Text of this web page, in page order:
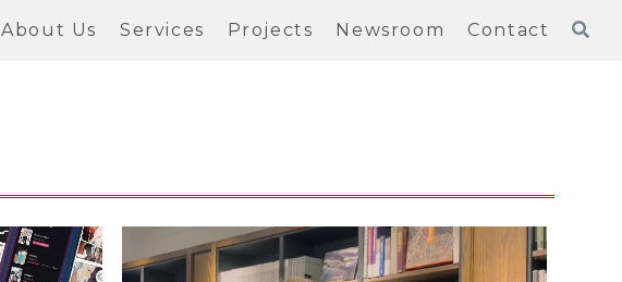
About Us Services Projects Newsroom Contact